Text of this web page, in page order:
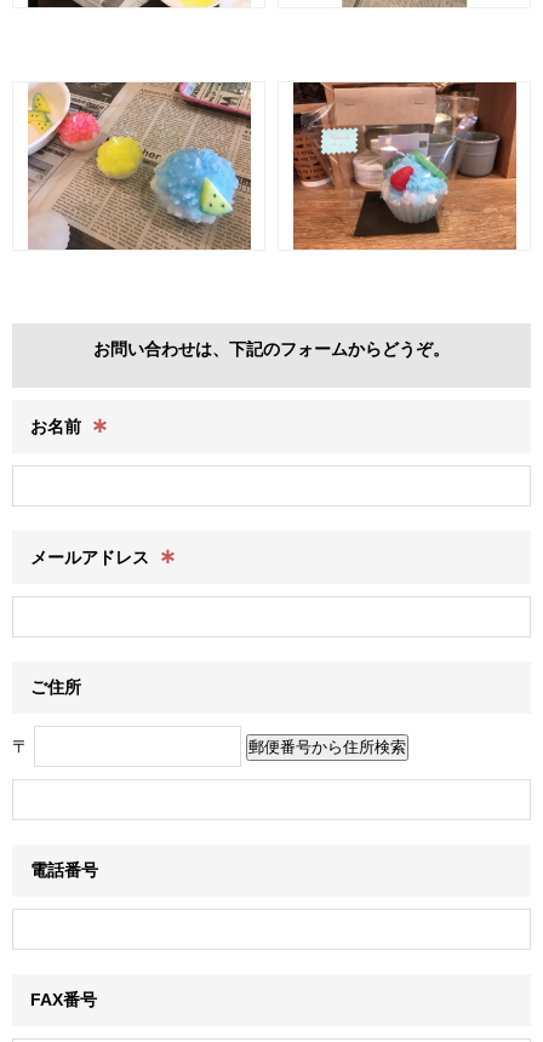
お問い合わせは、下記のフォームからどうぞ。
お名前 ∗
メールアドレス ∗
ご住所
〒
電話番号
FAX番号